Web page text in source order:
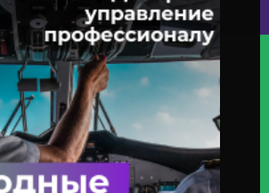
(XMET) О Корпоративном
Заседание Общего Собрания Акционеров
Для Принятия Решений Общим Собранием
Бумагами Эмитента ПАО «В2В-РТС» ИНН
00001-G / ISIN RU000A104U43)